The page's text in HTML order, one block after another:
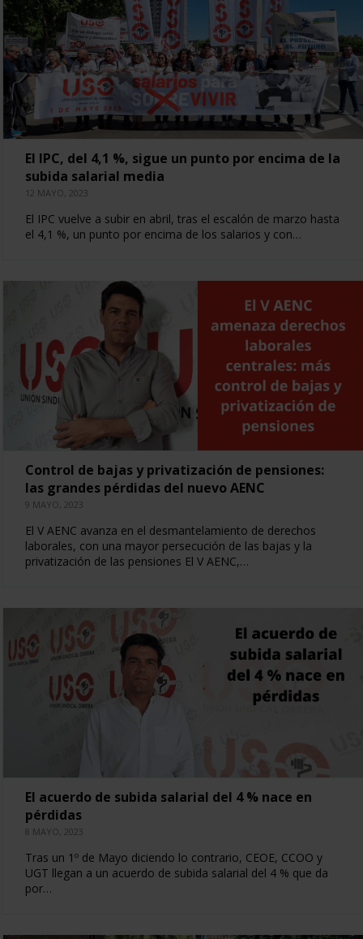
El IPC, del 4,1 %, sigue un punto por encima de la
subida salarial media
12 MAYO, 2023
El IPC vuelve a subir en abril, tras el escalón de marzo hasta
el 4,1 %, un punto por encima de los salarios y con…
Control de bajas y privatización de pensiones:
las grandes pérdidas del nuevo AENC
9 MAYO, 2023
El V AENC avanza en el desmantelamiento de derechos
laborales, con una mayor persecución de las bajas y la
privatización de las pensiones El V AENC,…
El acuerdo de subida salarial del 4 % nace en
pérdidas
8 MAYO, 2023
Tras un 1º de Mayo diciendo lo contrario, CEOE, CCOO y
UGT llegan a un acuerdo de subida salarial del 4 % que da
por…